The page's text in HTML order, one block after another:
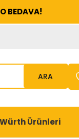
BEDAVA!
ARA
Würth Ürünleri